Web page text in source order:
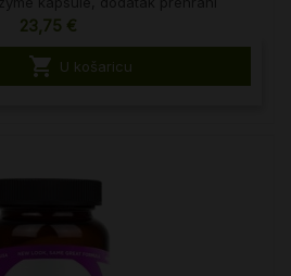
23,75 €
 U košaricu